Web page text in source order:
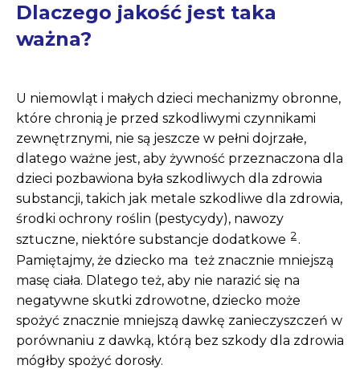
Dlaczego jakość jest taka
ważna?
U niemowląt i małych dzieci mechanizmy obronne,
które chronią je przed szkodliwymi czynnikami
zewnętrznymi, nie są jeszcze w pełni dojrzałe,
dlatego ważne jest, aby żywność przeznaczona dla
dzieci pozbawiona była szkodliwych dla zdrowia
substancji, takich jak metale szkodliwe dla zdrowia,
środki ochrony roślin (pestycydy), nawozy
sztuczne, niektóre substancje dodatkowe 2.
Pamiętajmy, że dziecko ma też znacznie mniejszą
masę ciała. Dlatego też, aby nie narazić się na
negatywne skutki zdrowotne, dziecko może
spożyć znacznie mniejszą dawkę zanieczyszczeń w
porównaniu z dawką, którą bez szkody dla zdrowia
mógłby spożyć dorosły.